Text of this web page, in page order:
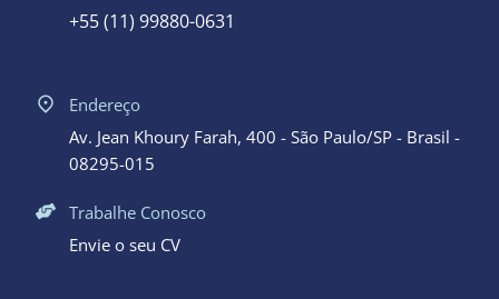
+55 (11) 99880-0631
Endereço
Av. Jean Khoury Farah, 400 - São Paulo/SP - Brasil -
08295-015
Trabalhe Conosco
Envie o seu CV